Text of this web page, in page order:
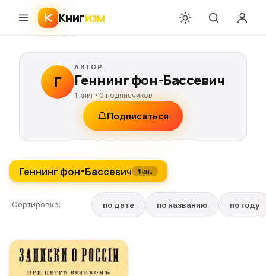
Книгизм
Г
АВТОР
Геннинг фон-Бассевич
1 книг · 0 подписчиков
Подписаться
Геннинг фон-Бассевич 1 кн.
Сортировка: по дате по названию по году